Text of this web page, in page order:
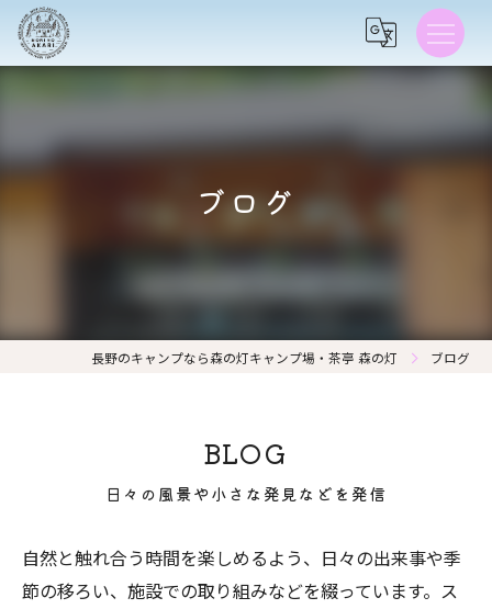
ブログ
長野のキャンプなら森の灯キャンプ場・茶亭 森の灯 ブログ
BLOG
日々の風景や小さな発見などを発信
自然と触れ合う時間を楽しめるよう、日々の出来事や季
節の移ろい、施設での取り組みなどを綴っています。ス